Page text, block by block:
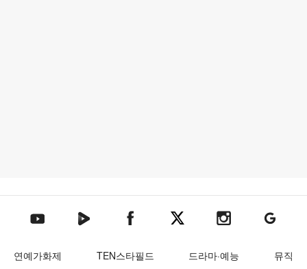
텐아시아 유튜브텐아시아 네이버TV텐아시아 페이스북텐아시아 엑스텐아시아 인스타그램
텐아시아
연예가화제 TEN스타필드 드라마·예능 뮤직